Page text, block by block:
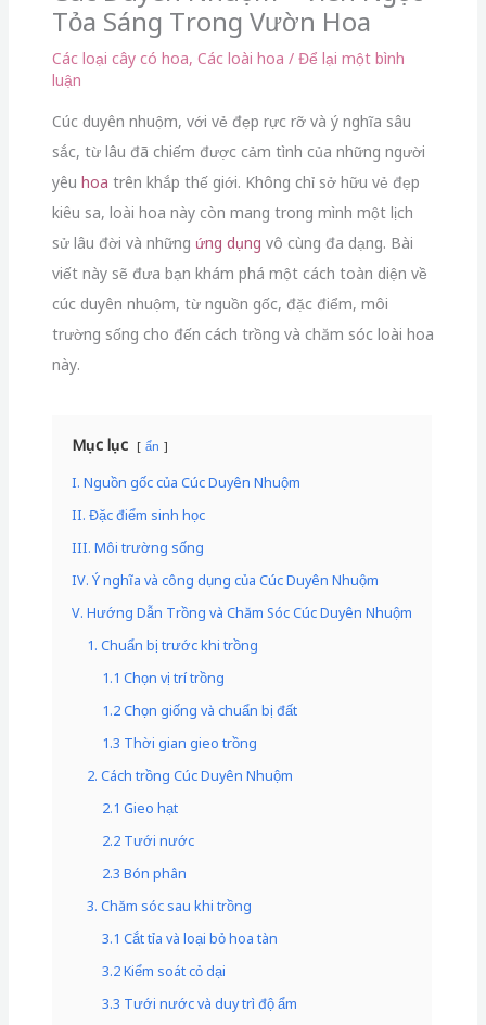
Tỏa Sáng Trong Vườn Hoa
Các loại cây có hoa, Các loài hoa / Để lại một bình
luận
Cúc duyên nhuộm, với vẻ đẹp rực rỡ và ý nghĩa sâu
sắc, từ lâu đã chiếm được cảm tình của những người
yêu hoa trên khắp thế giới. Không chỉ sở hữu vẻ đẹp
kiêu sa, loài hoa này còn mang trong mình một lịch
sử lâu đời và những ứng dụng vô cùng đa dạng. Bài
viết này sẽ đưa bạn khám phá một cách toàn diện về
cúc duyên nhuộm, từ nguồn gốc, đặc điểm, môi
trường sống cho đến cách trồng và chăm sóc loài hoa
này.
Mục lục ẩn
I. Nguồn gốc của Cúc Duyên Nhuộm
II. Đặc điểm sinh học
III. Môi trường sống
IV. Ý nghĩa và công dụng của Cúc Duyên Nhuộm
V. Hướng Dẫn Trồng và Chăm Sóc Cúc Duyên Nhuộm
1. Chuẩn bị trước khi trồng
1.1 Chọn vị trí trồng
1.2 Chọn giống và chuẩn bị đất
1.3 Thời gian gieo trồng
2. Cách trồng Cúc Duyên Nhuộm
2.1 Gieo hạt
2.2 Tưới nước
2.3 Bón phân
3. Chăm sóc sau khi trồng
3.1 Cắt tỉa và loại bỏ hoa tàn
3.2 Kiểm soát cỏ dại
3.3 Tưới nước và duy trì độ ẩm